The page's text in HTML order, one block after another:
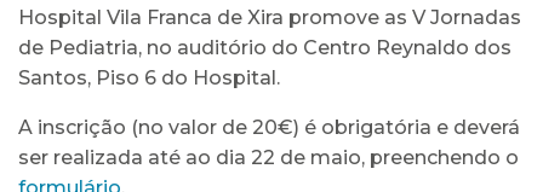
Hospital Vila Franca de Xira promove as V Jornadas
de Pediatria, no auditório do Centro Reynaldo dos
Santos, Piso 6 do Hospital.
A inscrição (no valor de 20€) é obrigatória e deverá
ser realizada até ao dia 22 de maio, preenchendo o